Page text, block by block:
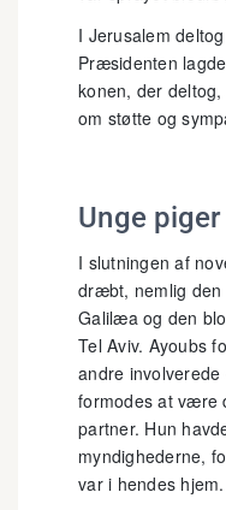
I Jerusalem
Præsidenten
konen, der
om støtte og
Unge
I slutningen af
dræbt, nemlig den
Galilæa og den
Tel Aviv. Ayoubs
andre
formodes at være
partner. Hun
myndighederne,
var i hendes hjem.